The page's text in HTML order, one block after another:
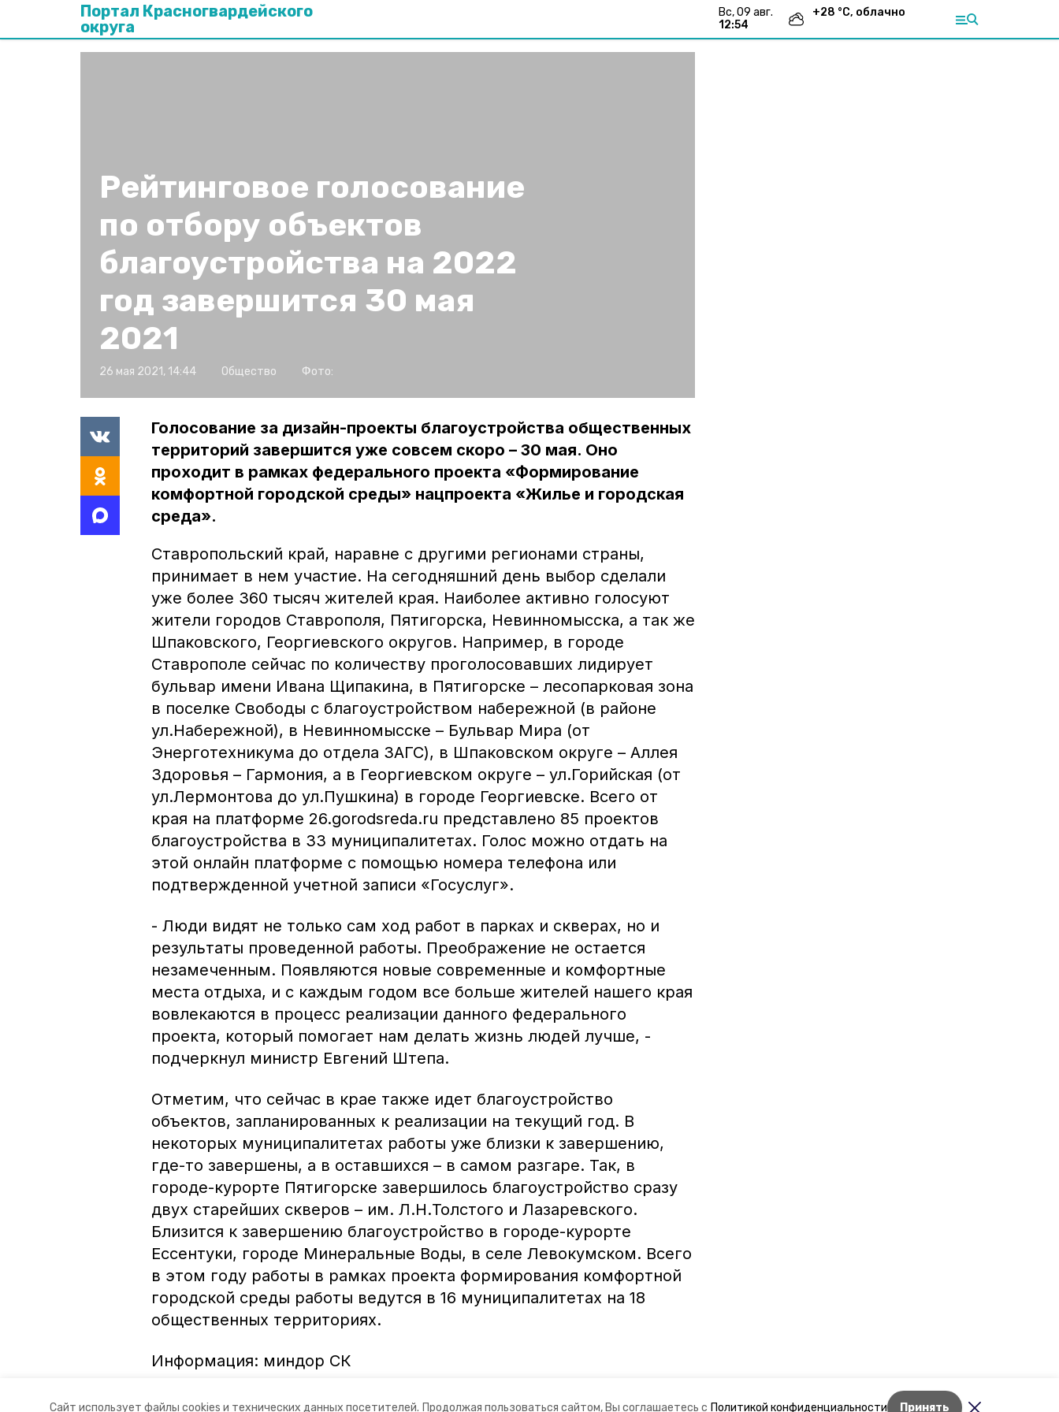
Сайт использует файлы cookies и технических данных посетителей. Продолжая пользоваться сайтом, Вы соглашаетесь с Политикой конфиденциальности Принять
Портал Красногвардейского
округа
вс, 09 авг.
12:54
+28 °С, облачно
Лента новостей
Рейтинговое голосование
по отбору объектов
благоустройства на 2022
год завершится 30 мая
2021
26 мая 2021, 14:44 Общество Фото:
Голосование за дизайн-проекты благоустройства общественных
территорий завершится уже совсем скоро – 30 мая. Оно
проходит в рамках федерального проекта «Формирование
комфортной городской среды» нацпроекта «Жилье и городская
среда».
Ставропольский край, наравне с другими регионами страны,
принимает в нем участие. На сегодняшний день выбор сделали
уже более 360 тысяч жителей края. Наиболее активно голосуют
жители городов Ставрополя, Пятигорска, Невинномысска, а так же
Шпаковского, Георгиевского округов. Например, в городе
Ставрополе сейчас по количеству проголосовавших лидирует
бульвар имени Ивана Щипакина, в Пятигорске – лесопарковая зона
в поселке Свободы с благоустройством набережной (в районе
ул.Набережной), в Невинномысске – Бульвар Мира (от
Энерготехникума до отдела ЗАГС), в Шпаковском округе – Аллея
Здоровья – Гармония, а в Георгиевском округе – ул.Горийская (от
ул.Лермонтова до ул.Пушкина) в городе Георгиевске. Всего от
края на платформе 26.gorodsreda.ru представлено 85 проектов
благоустройства в 33 муниципалитетах. Голос можно отдать на
этой онлайн платформе с помощью номера телефона или
подтвержденной учетной записи «Госуслуг».
- Люди видят не только сам ход работ в парках и скверах, но и
результаты проведенной работы. Преображение не остается
незамеченным. Появляются новые современные и комфортные
места отдыха, и с каждым годом все больше жителей нашего края
вовлекаются в процесс реализации данного федерального
проекта, который помогает нам делать жизнь людей лучше, -
подчеркнул министр Евгений Штепа.
Отметим, что сейчас в крае также идет благоустройство
объектов, запланированных к реализации на текущий год. В
некоторых муниципалитетах работы уже близки к завершению,
где-то завершены, а в оставшихся – в самом разгаре. Так, в
городе-курорте Пятигорске завершилось благоустройство сразу
двух старейших скверов – им. Л.Н.Толстого и Лазаревского.
Близится к завершению благоустройство в городе-курорте
Ессентуки, городе Минеральные Воды, в селе Левокумском. Всего
в этом году работы в рамках проекта формирования комфортной
городской среды работы ведутся в 16 муниципалитетах на 18
общественных территориях.
Информация: миндор СК